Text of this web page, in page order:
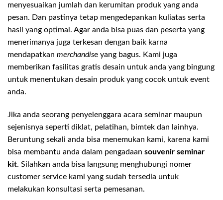
menyesuaikan jumlah dan kerumitan produk yang anda
pesan. Dan pastinya tetap mengedepankan kuliatas serta
hasil yang optimal. Agar anda bisa puas dan peserta yang
menerimanya juga terkesan dengan baik karna
mendapatkan merchandise yang bagus. Kami juga
memberikan fasilitas gratis desain untuk anda yang bingung
untuk menentukan desain produk yang cocok untuk event
anda.
Jika anda seorang penyelenggara acara seminar maupun
sejenisnya seperti diklat, pelatihan, bimtek dan lainhya.
Beruntung sekali anda bisa menemukan kami, karena kami
bisa membantu anda dalam pengadaan souvenir seminar
kit. Silahkan anda bisa langsung menghubungi nomer
customer service kami yang sudah tersedia untuk
melakukan konsultasi serta pemesanan.